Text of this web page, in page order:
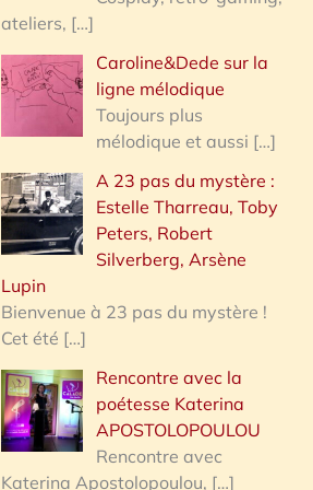
ateliers, […]
Caroline&Dede sur la
ligne mélodique
Toujours plus
mélodique et aussi […]
A 23 pas du mystère :
Estelle Tharreau, Toby
Peters, Robert
Silverberg, Arsène
Lupin
Bienvenue à 23 pas du mystère !
Cet été […]
Rencontre avec la
poétesse Katerina
APOSTOLOPOULOU
Rencontre avec
Katerina Apostolopoulou, […]